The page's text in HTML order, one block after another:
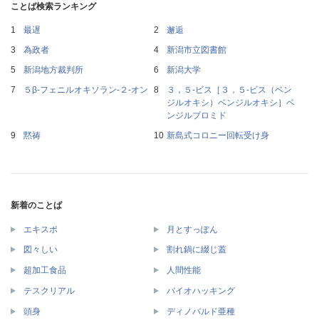
ことば検索ランキング
最遅
邂逅
為政者
新潟市立図書館
新潟地方裁判所
新潟大学
５β‐フェニルオキソラン‐２‐オン
３，５‐ビス［３，５‐ビス（ベン
ジルオキシ）ベンジルオキシ］ベ
ンジルブロミド
黙祷
新島式コロニー回転受け身
新着のことば
エキスポ 月とすっぽん
図々しい 割れ鍋に綴じ蓋
超加工食品 人間性能
テスクリアル バイオハッキング
頭身 ディノバルド亜種